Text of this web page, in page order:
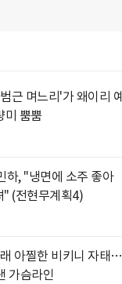
근 며느리'가 왜이리 예
미 뿜뿜
하, "냉면에 소주 좋아
(전현무계획4)
아찔한 비키니 자태…
가슴라인